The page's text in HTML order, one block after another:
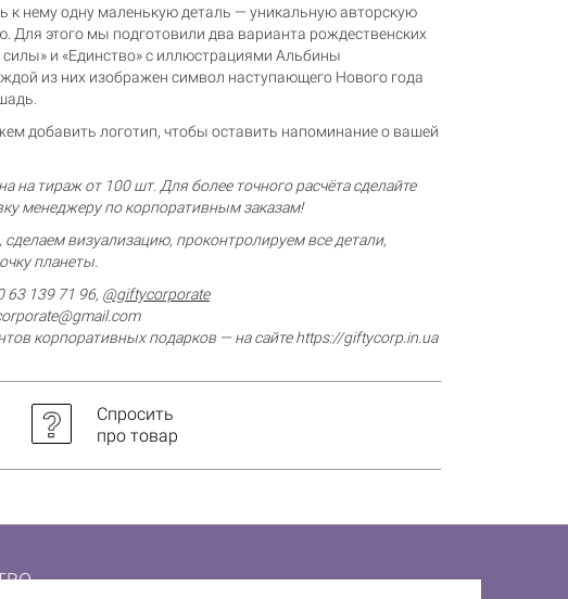
к нему одну маленькую деталь — уникальную авторскую
Для этого мы подготовили два варианта рождественских
и «Единство» с иллюстрациями Альбины
из них изображен символ наступающего Нового года
добавить логотип, чтобы оставить напоминание о вашей
на тираж от 100 шт. Для более точного расчёта сделайте
менеджеру по корпоративным заказам!
визуализацию, проконтролируем все детали,
планеты.
63 139 71 96, @giftycorporate
корпоративных подарков — на сайтеhttps://giftycorp.in.ua
Спросить
про товар